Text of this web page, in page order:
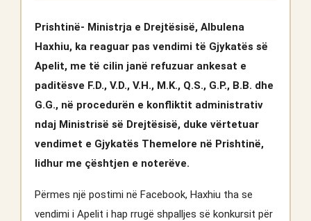
Prishtinë- Ministrja e Drejtësisë, Albulena
Haxhiu, ka reaguar pas vendimi të Gjykatës së
Apelit, me të cilin janë refuzuar ankesat e
paditësve F.D., V.D., V.H., M.K., Q.S., G.P., B.B. dhe
G.G., në procedurën e konfliktit administrativ
ndaj Ministrisë së Drejtësisë, duke vërtetuar
vendimet e Gjykatës Themelore në Prishtinë,
lidhur me çështjen e noterëve.
Përmes një postimi në Facebook, Haxhiu tha se
vendimi i Apelit i hap rrugë shpalljes së konkursit për